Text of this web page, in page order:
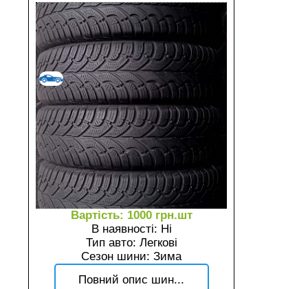
Вартість: 1000 грн.шт
В наявності: Ні
Тип авто: Легкові
Сезон шини: Зима
Повний опис шин...